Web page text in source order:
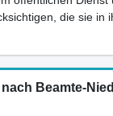
die sie
Beamte-